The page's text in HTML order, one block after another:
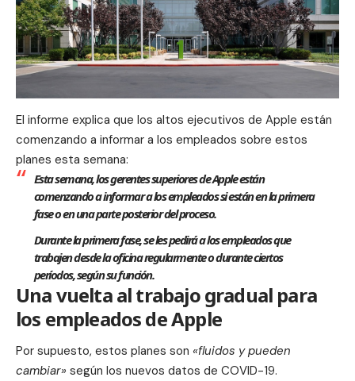
El informe explica que los altos ejecutivos de Apple están
comenzando a informar a los empleados sobre estos
planes esta semana:
Esta semana, los gerentes superiores de Apple están
comenzando a informar a los empleados si están en la primera
fase o en una parte posterior del proceso.
Durante la primera fase, se les pedirá a los empleados que
trabajen desde la oficina regularmente o durante ciertos
períodos, según su función.
Una vuelta al trabajo gradual para
los empleados de Apple
Por supuesto, estos planes son «fluidos y pueden
cambiar» según los nuevos datos de COVID-19.